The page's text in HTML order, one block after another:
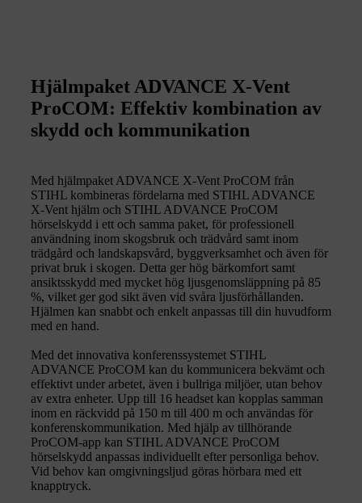
Hjälmpaket ADVANCE X-Vent
ProCOM: Effektiv kombination av
skydd och kommunikation
Med hjälmpaket ADVANCE X-Vent ProCOM från
STIHL kombineras fördelarna med STIHL ADVANCE
X-Vent hjälm och STIHL ADVANCE ProCOM
hörselskydd i ett och samma paket, för professionell
användning inom skogsbruk och trädvård samt inom
trädgård och landskapsvård, byggverksamhet och även för
privat bruk i skogen. Detta ger hög bärkomfort samt
ansiktsskydd med mycket hög ljusgenomsläppning på 85
%, vilket ger god sikt även vid svåra ljusförhållanden.
Hjälmen kan snabbt och enkelt anpassas till din huvudform
med en hand.
Med det innovativa konferenssystemet STIHL
ADVANCE ProCOM kan du kommunicera bekvämt och
effektivt under arbetet, även i bullriga miljöer, utan behov
av extra enheter. Upp till 16 headset kan kopplas samman
inom en räckvidd på 150 m till 400 m och användas för
konferenskommunikation. Med hjälp av tillhörande
ProCOM-app kan STIHL ADVANCE ProCOM
hörselskydd anpassas individuellt efter personliga behov.
Vid behov kan omgivningsljud göras hörbara med ett
knapptryck.